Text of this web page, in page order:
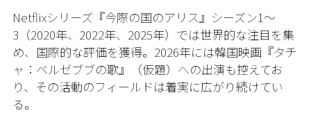
Netflixシリーズ『今際の国のアリス』シーズン1〜
3（2020年、2022年、2025年）では世界的な注目を集
め、国際的な評価を獲得。2026年には韓国映画『タチ
ャ：ベルゼブブの歌』（仮題）への出演も控えてお
り、その活動のフィールドは着実に広がり続けてい
る。